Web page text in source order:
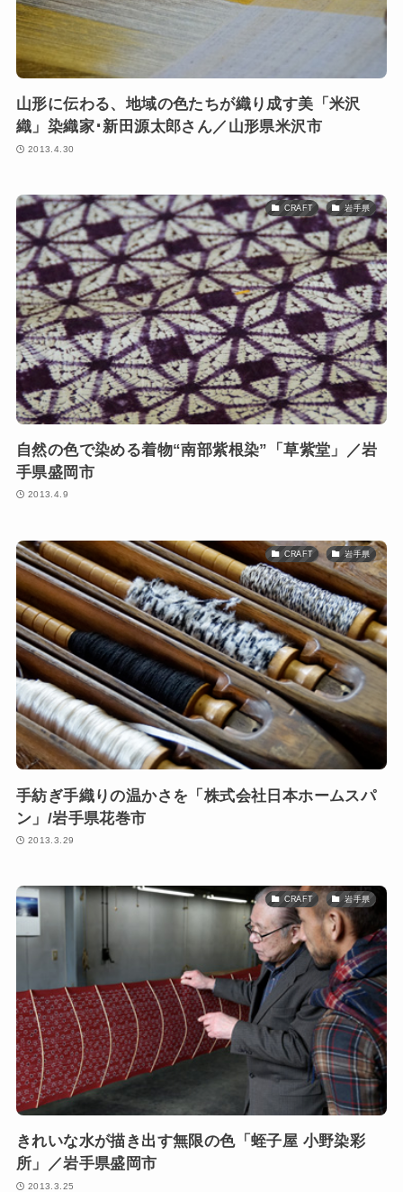
山形に伝わる、地域の色たちが織り成す美「米沢
織」染織家･新田源太郎さん／山形県米沢市
2013.4.30
CRAFT 岩手県
自然の色で染める着物“南部紫根染”「草紫堂」／岩
手県盛岡市
2013.4.9
CRAFT 岩手県
手紡ぎ手織りの温かさを「株式会社日本ホームスパ
ン」/岩手県花巻市
2013.3.29
CRAFT 岩手県
きれいな水が描き出す無限の色「蛭子屋 小野染彩
所」／岩手県盛岡市
2013.3.25